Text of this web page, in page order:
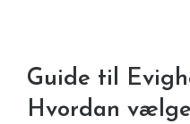
Guide til
Hvordan